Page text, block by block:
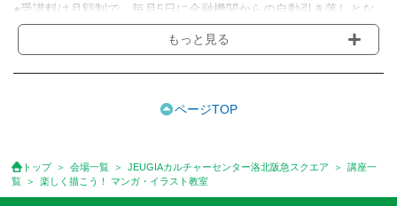
●受講料は月額制で、毎月5日に金融機関からの自動引き落しとな
ります。
※講座によってはお支払い方法が異なる場合がありますのでご確認
ております。また一部の講座では別途傷害保険料も含まれており
●資格認定講座の試験料・認定料などは別途要しますのでお問い合
せください。
もっと見る
ページTOP
トップ 会場一覧 JEUGIAカルチャーセンター洛北阪急スクエア
講座一
覧
楽しく描こう！ マンガ・イラスト教室